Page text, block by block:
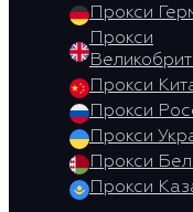
Прокси
Прокси
Прокси
Прокси
Прокси
Прокси
Прокси